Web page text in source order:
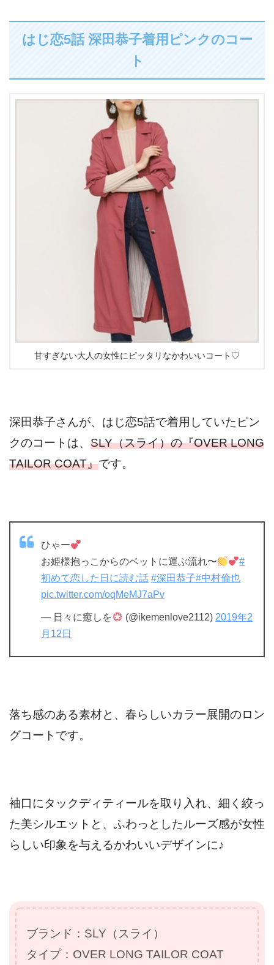
はじ恋5話 深田恭子着用ピンクのコー
ト
甘すぎない大人の女性にピッタリなかわいいコート♡
深田恭子さんが、はじ恋5話で着用していたピン
クのコートは、 SLY（スライ）の『OVER LONG
TAILOR COAT』です。
ひゃー
お姫様抱っこからのベットに運ぶ流れ〜
#
初めて恋した日に読む話 #深田恭子#中村倫也
pic.twitter.com/oqMeMJ7aPv
— 日々に癒しを (@ikemenlove2112)2019年2
月12日
落ち感のある素材と、春らしいカラー展開のロン
グコートです。
袖口にタックディティールを取り入れ、細く絞っ
た美シルエットと、ふわっとしたルーズ感が女性
らしい印象を与えるかわいいデザインに♪
ブランド：SLY（スライ）
タイプ：OVER LONG TAILOR COAT